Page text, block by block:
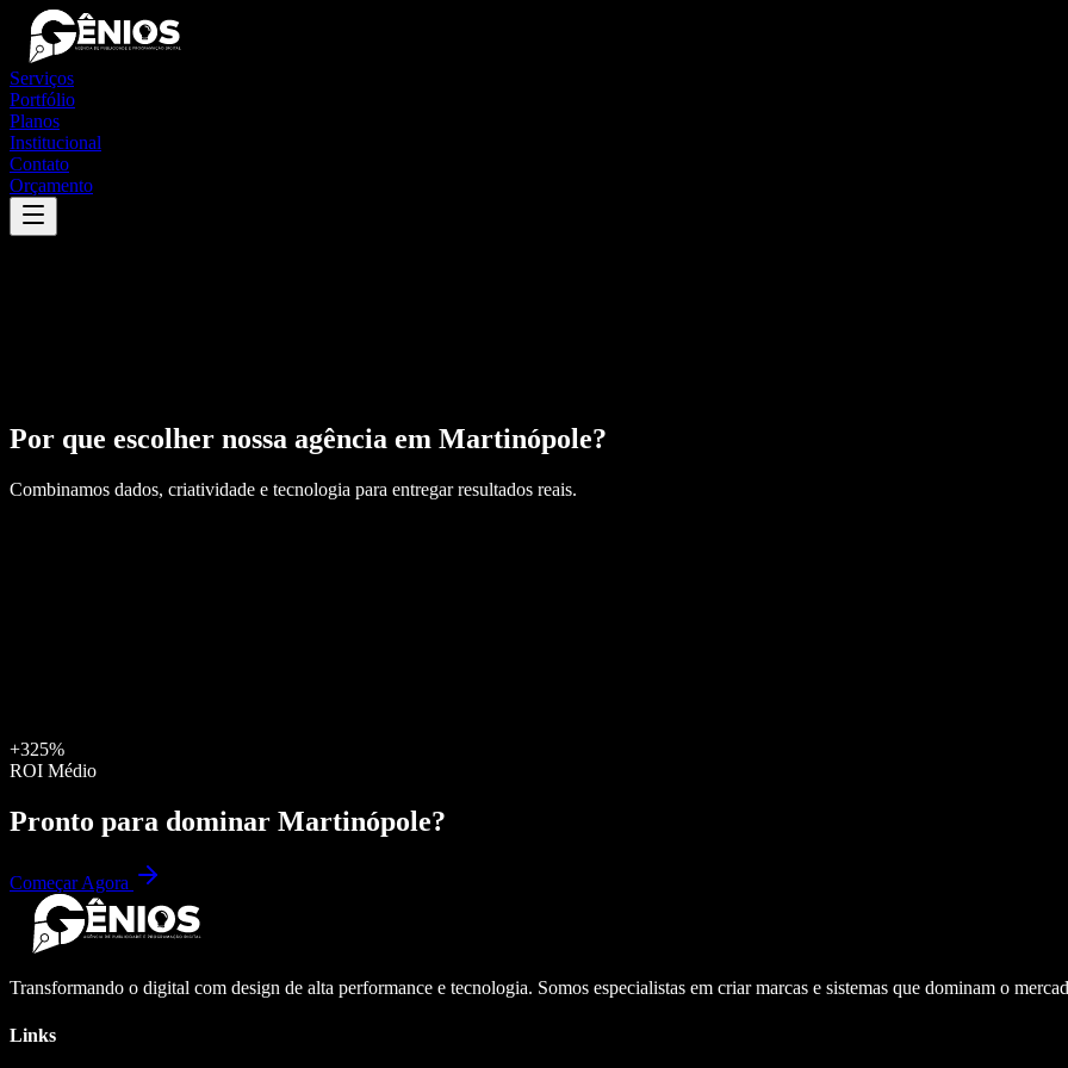
Serviços
Portfólio
Planos
Institucional
Contato
Orçamento
Por que escolher nossa agência em Martinópole?
Combinamos dados, criatividade e tecnologia para entregar resultados reais.
+325%
ROI Médio
Pronto para dominar Martinópole?
Começar Agora
Transformando o digital com design de alta performance e tecnologia. Somos especialistas em criar marcas e sistemas que dominam o
Links